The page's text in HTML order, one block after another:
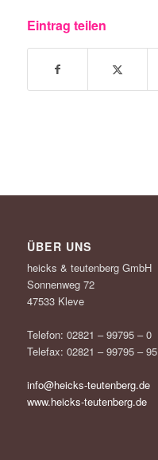
Eintrag teilen
ÜBER UNS
heicks & teutenberg GmbH
Sonnenweg 72
47533 Kleve
Telefon: 02821 – 99795 – 0
Telefax: 02821 – 99795 – 95
info@heicks-teutenberg.de
www.heicks-teutenberg.de